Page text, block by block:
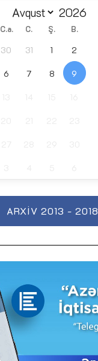
C.a. C. Ş. B.
30 31 1 2
6 7 8 9
ARXIV 2013 - 2018